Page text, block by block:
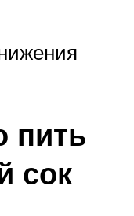
пить
сок